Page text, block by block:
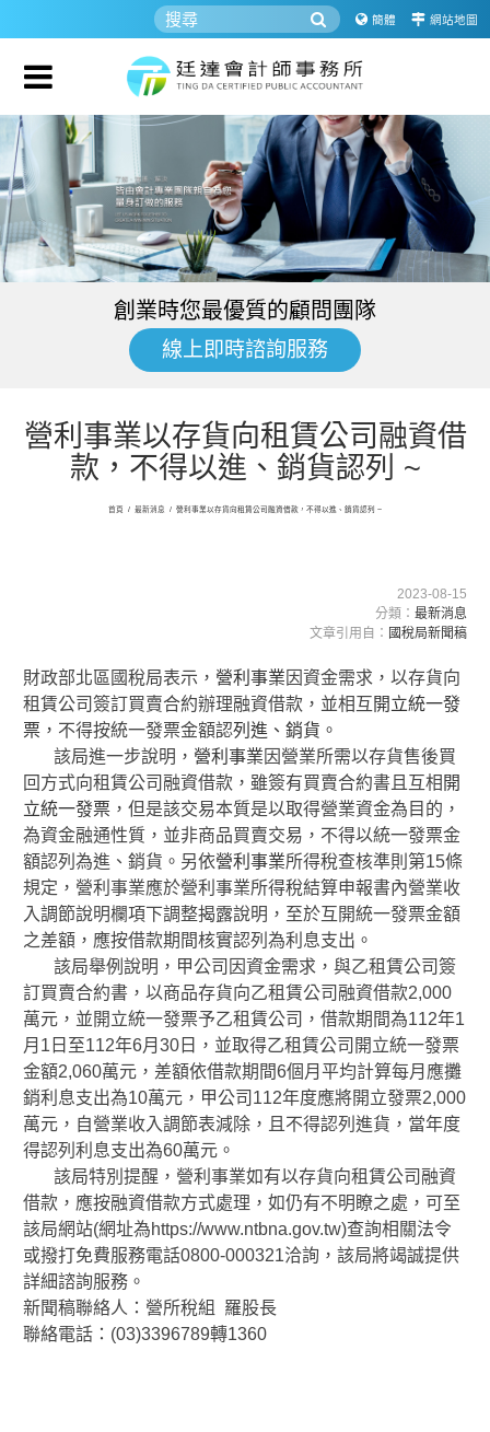
簡體 網站地圖
創業時您最優質的顧問團隊
線上即時諮詢服務
營利事業以存貨向租賃公司融資借
款，不得以進、銷貨認列 ~
首頁 / 最新消息 / 營利事業以存貨向租賃公司融資借款，不得以進、銷貨認列 ~
2023-08-15
分類： 最新消息
文章引用自： 國稅局新聞稿
財政部北區國稅局表示， 營利事業 因資金需求，以存貨向
租賃公司簽訂買賣合約辦理融資借款，並相互開立統一發
票 ，不得按統一發票金額認列進、銷貨 。
該局進一步說明， 營利事業 因營業所需以存貨售後買
回方式向租賃公司融資借款，雖簽有買賣合約書且互相 開
立統一發票 ，但是該交易本質是以取得營業資金為目的，
為資金融通性質，並非商品買賣交易，不得以統一發票金
額認列為進、銷貨。另依營利事業所得稅查核準則第15條
規定，營利事業應於營利事業所得稅結算申報書內營業收
入調節說明欄項下調整揭露說明，至於互開統一發票金額
之差額，應按借款期間核實認列為利息支出。
該局舉例說明，甲公司因資金需求，與乙租賃公司簽
訂買賣合約書，以商品存貨向乙租賃公司融資借款2,000
萬元，並開立統一發票予乙租賃公司，借款期間為112年1
月1日至112年6月30日，並取得乙租賃公司開立統一發票
金額2,060萬元，差額依借款期間6個月平均計算每月應攤
銷利息支出為10萬元，甲公司112年度應將開立發票2,000
萬元，自營業收入調節表減除，且不得認列進貨，當年度
得認列利息支出為60萬元。
該局特別提醒，營利事業如有以存貨向租賃公司融資
借款，應按融資借款方式處理，如仍有不明瞭之處，可至
該局網站(網址為https://www.ntbna.gov.tw)查詢相關法令
或撥打免費服務電話0800-000321洽詢，該局將竭誠提供
詳細諮詢服務。
新聞稿聯絡人：營所稅組 羅股長
聯絡電話：(03)3396789轉1360